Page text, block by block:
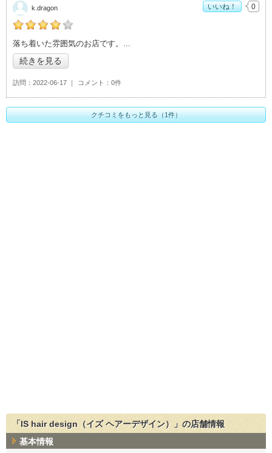
の「IS hair design（イズ ヘアーデザイン）」おすすめ度：
落ち着いた雰囲気のお店です。
続きを見る
訪問 2022-06-17 コメント 0件
k.dragon いいね！ 0
クチコミをもっと見る（1件）
「IS hair design（イズ ヘアーデザイン）」の店舗情報
基本情報